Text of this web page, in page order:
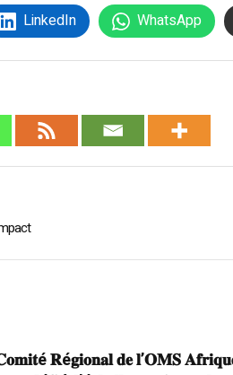
LinkedIn WhatsApp
𝐑é𝐠𝐢𝐨𝐧𝐚𝐥 𝐝𝐞 𝐥’𝐎𝐌𝐒